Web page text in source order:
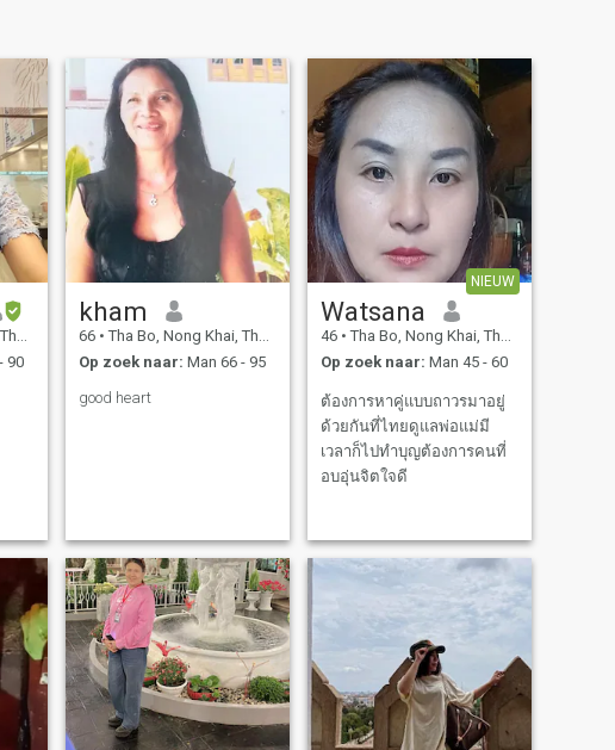
90
kham
66 • Tha Bo, Nong Khai, Thailand
Op zoek naar: Man 66 - 95
good heart
NIEUW
Watsana
46 • Tha Bo, Nong Khai, Thailand
Op zoek naar: Man 45 - 60
ต้องการหาคู่แบบถาวรมาอยู่
ด้วยกันที่ไทยดูแลพ่อแม่มี
เวลาก็ไปทำบุญต้องการคนที่
อบอุ่นจิตใจดี